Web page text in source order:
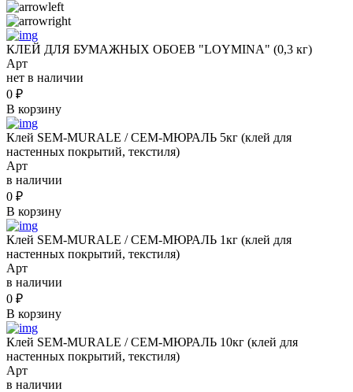
КЛЕЙ ДЛЯ БУМАЖНЫХ ОБОЕВ "LOYMINA" (0,3 кг)
Арт
нет в наличии
0 ₽
В корзину
Клей SEM-MURALE / СЕМ-МЮРАЛЬ 5кг (клей для
настенных покрытий, текстиля)
Арт
в наличии
0 ₽
В корзину
Клей SEM-MURALE / СЕМ-МЮРАЛЬ 1кг (клей для
настенных покрытий, текстиля)
Арт
в наличии
0 ₽
В корзину
Клей SEM-MURALE / СЕМ-МЮРАЛЬ 10кг (клей для
настенных покрытий, текстиля)
Арт
в наличии